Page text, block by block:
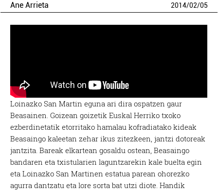
Ane Arrieta 2014/02/05
Loinazko San Martin eguna ari dira ospatzen gaur
Beasainen. Goizean goizetik Euskal Herriko txoko
ezberdinetatik etorritako hamalau kofradiatako kideak
Beasaingo kaleetan zehar ikus zitezkeen, jantzi dotoreak
jantzita. Bareak elkartean gosaldu ostean, Beasaingo
bandaren eta txistularien laguntzarekin kale buelta egin
eta Loinazko San Martinen estatua parean ohorezko
agurra dantzatu eta lore sorta bat utzi diote. Handik